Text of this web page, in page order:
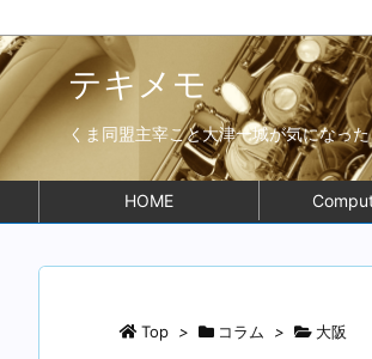
テキメモ
くま同盟主宰こと大津一城が気になっ
HOME
Top > コラム > 大阪